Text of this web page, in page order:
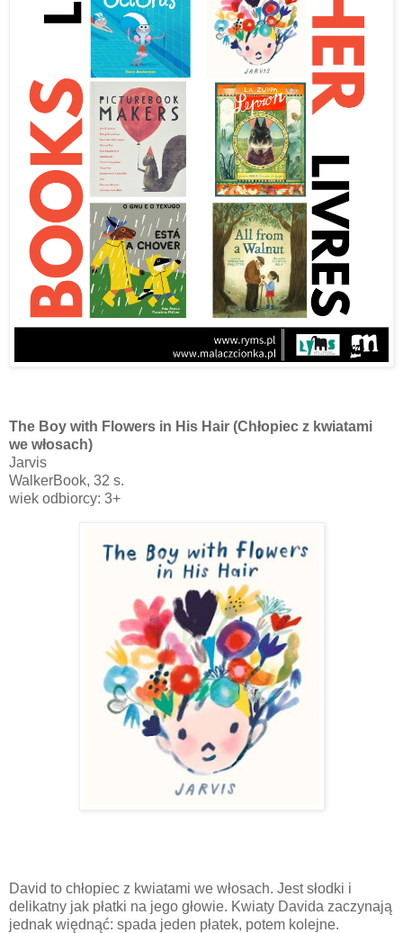
The Boy with Flowers in His Hair (Chłopiec z kwiatami
we włosach)
Jarvis
WalkerBook, 32 s.
wiek odbiorcy: 3+
David to chłopiec z kwiatami we włosach. Jest słodki i
delikatny jak płatki na jego głowie. Kwiaty Davida zaczynają
jednak więdnąć: spada jeden płatek, potem kolejne.